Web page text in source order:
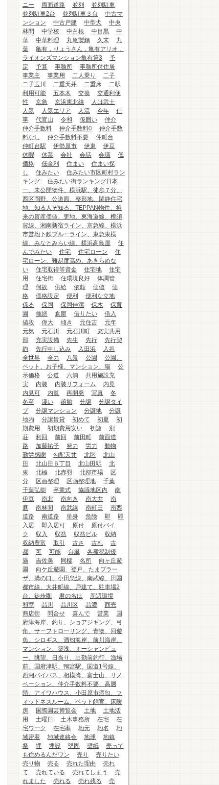
ニー
両面道路 並列
並列駐車
並列駐車2台
並列駐車３台
中古マ
ンション
中古戸建 中型犬
中央
林間
中学校 中白根 中目黒
中
華
中華料理 丸亀製麵 久末
九
葉
亀有，りょうさん，亀有アリオ，
ライオンズマンション亀有第3
予
定
予算 事務所
事務所付住居
事業主
事業用 二人乗り
二子
二子玉川
二重天井 二重床
二駅
利用可能
五本木 交換
交通利便
性
京急 京浜東北線
人は武士
人気
人気エリア 人流 今年
仕
事
代官山 令和 仮囲い
仲介
仲介手数料
仲介手数料0
仲介手数
料なし
仲介手数料不要
仲町台
仲町台駅
伊勢原市 伊東
伊豆
休暇
休業 会社 会話 会議
低
価格
低金利 住まい
住まい探
し
住みたい
住みたい市区町村ラン
キング
住みたい街ランキング日本
一、未公開物件、横浜駅、徒歩７分、
西区岡野、公道面、整形地、閑静住宅
地、知る人ぞ知る、TEPPAN物件、将
来の資産価値、更地、東海道線、横須
賀線、湘南新宿ライン、京急線、横浜
市営地下鉄ブルーライン、東急東横
線、みなとみらい線、横浜高島屋
住
んでみたい
住宅 住宅ローン
住
宅ローン、難易度高め、あきらめな
い
住宅取得等資金 住宅地
住宅
用
住宅街 住環境良好
体調管
理
何故 供給 依頼 価値
価
格
価格設定 便利
便利な立地
係る
保岡 保岡佳潔 保木
保育
園
修繕 倉庫 借りたい
借入
値段
偉大 傾き 元住吉
元年
元気
元石川 元石川町
充実共用
部
充実設備 先生 先行
先行契
約
先行申し込み 入田浜
入谷
全世界
全力 八景 公園
公園、
ペット、お子様、マンション、猫
公
示価格
公道 六浦
共用施設充
実
内装 内装リフォーム
内見
内見可
内覧 再開発 写真
冬
冬至
凄い 函館 分譲
分譲タイ
プ
分譲マンション 分譲地
分譲
地内
分譲賃貸 初めて 初夏
初
期費用
初期費用安い 初詣
別
荘
利回 前回 前田町
前面道
路
加藤祐子 努力 労力
動物
勤労感謝
勾配天井 北区
北山
田
北山田６丁目 北山田駅
北
東
北極 北赤羽 北部市場
区
分
区画整理 区画整理地
千葉
千葉弘樹
卒業式 協議地区内
南
伊豆
南北 南向き 南大井
南
庭
南林間 南武線 南町田
南西
道路
南道路 単身 危険 即
即
入居
即入居可 原付
原付バイ
ク
収入 収益 収益ビル
収納
収納豊富
取引 古さ 古札
古
都
可 可能 台風
各種税制優
遇
吉佐美 同棲 名所
向ヶ丘遊
園
向ケ丘遊園、登戸、たまプラー
ザ、溝の口、小田急線、南武線、田園
都市線、大井町線、戸建て、駐車場2
台、徒歩圏
君の名は
周辺環境
和室
品川 品川区 品濃
商売
商店街
問合せ 喜んで 営業
国
府津海岸、釣り、ショアジギング、弓
角、サーフトローリング、青物、回遊
魚、シロギス、酒匂海岸、前川海岸、
マンション、築浅、オーシャンビュ
ー、眺望、日当り、出勤前釣行、漁場
前、国府津駅、鴨宮駅、国道1号線、
西湘バイパス、相模湾、富士山、リノ
ベーション、仲介手数料不要、高層
階、アイワハウス、小田原市酒匂、フ
ィットネスルーム、ペット飼育、床暖
房
国際園芸博覧会 土地
土地活
用
土曜日 土木事務所 在宅
在
宅ワーク
在宅率 地元 地名
地
域密着
地域連絡会 地球
地鎮
祭
坪 埋設 堅固 壁紙
売って
も住めるんだワン
売り
売りたい
売り物
売る 売れた理由
売れ
て
売れている 売れてしまう
売
れました
売れる 売れ残る
売